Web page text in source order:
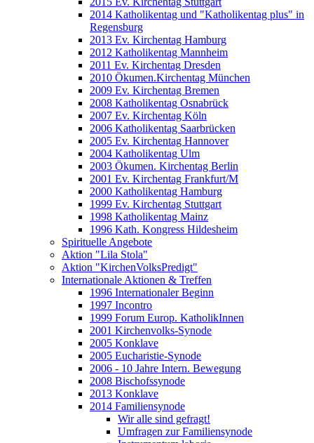
2014 Katholikentag und "Katholikentag plus" in
Regensburg
2013 Ev. Kirchentag Hamburg
2012 Katholikentag Mannheim
2011 Ev. Kirchentag Dresden
2010 Ökumen.Kirchentag München
2009 Ev. Kirchentag Bremen
2008 Katholikentag Osnabrück
2007 Ev. Kirchentag Köln
2006 Katholikentag Saarbrücken
2005 Ev. Kirchentag Hannover
2004 Katholikentag Ulm
2003 Ökumen. Kirchentag Berlin
2001 Ev. Kirchentag Frankfurt/M
2000 Katholikentag Hamburg
1999 Ev. Kirchentag Stuttgart
1998 Katholikentag Mainz
1996 Kath. Kongress Hildesheim
Spirituelle Angebote
Aktion "Lila Stola"
Aktion "KirchenVolksPredigt"
Internationale Aktionen & Treffen
1996 Internationaler Beginn
1997 Incontro
1999 Forum Europ. KatholikInnen
2001 Kirchenvolks-Synode
2005 Konklave
2005 Eucharistie-Synode
2006 - 10 Jahre Intern. Bewegung
2008 Bischofssynode
2013 Konklave
2014 Familiensynode
Wir alle sind gefragt!
Umfragen zur Familiensynode